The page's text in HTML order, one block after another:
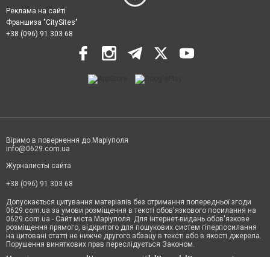
Реклама на сайті
Франшиза "CitySites"
+38 (096) 91 303 68
Віримо в повернення до Маріуполя
info@0629.com.ua
Журналисты сайта
+38 (096) 91 303 68
Допускається цитування матеріалів без отримання попередньої згоди
0629.com.ua за умови розміщення в тексті обов'язкового посилання на
0629.com.ua - Сайт міста Маріуполя. Для інтернет-видань обов'язкове
розміщення прямого, відкритого для пошукових систем гіперпосилання
на цитовані статті не нижче другого абзацу в тексті або в якості джерела.
Порушення виняткових прав переслідується Законом.